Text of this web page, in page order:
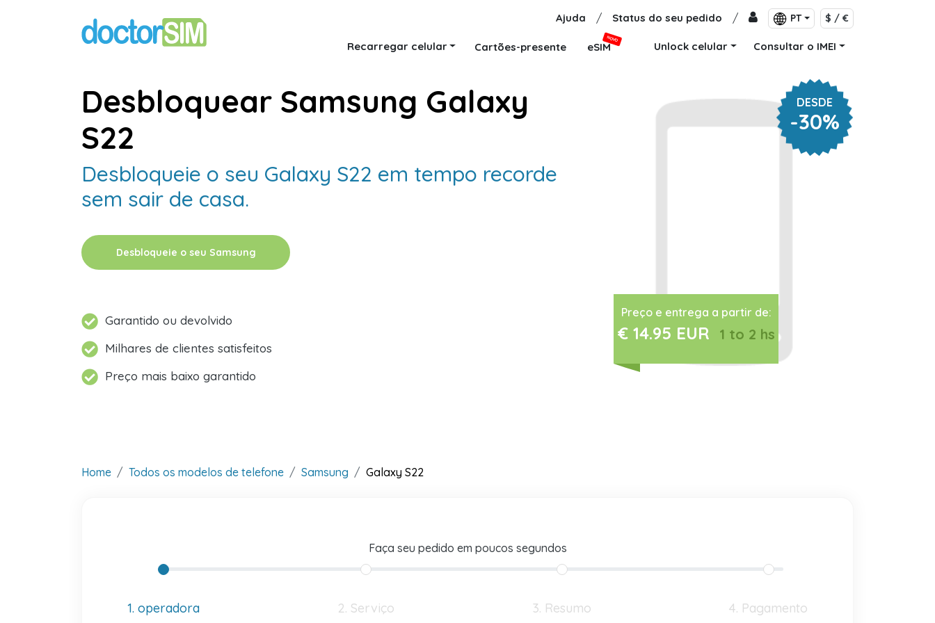
Ajuda / Status do seu pedido / PT $ / €
Recarregar celular Cartões-presente eSIM
NOVO
Unlock celular Consultar o IMEI
DESDE
-30%
Preço e entrega a partir de:
€ 14.95 EUR 1 to 2 hs
Desbloquear Samsung Galaxy
S22
Desbloqueie o seu Galaxy S22 em tempo recorde
sem sair de casa.
Desbloqueie o seu Samsung
Garantido ou devolvido
Milhares de clientes satisfeitos
Preço mais baixo garantido
Home Todos os modelos de telefone Samsung Galaxy S22
Faça seu pedido em poucos segundos
1. operadora 2. Serviço 3. Resumo 4. Pagamento